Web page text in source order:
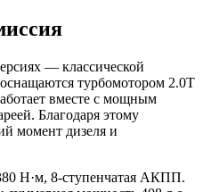
— классической
турбомотором 2.0T
вместе с мощным
Благодаря этому
момент дизеля и
Н·м, 8-ступенчатая АКПП.